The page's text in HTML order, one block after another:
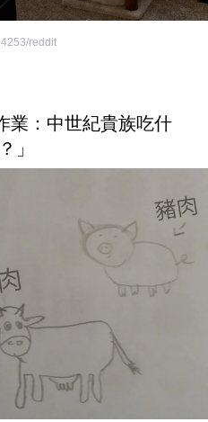
reddit
業：中世紀貴族吃什
」